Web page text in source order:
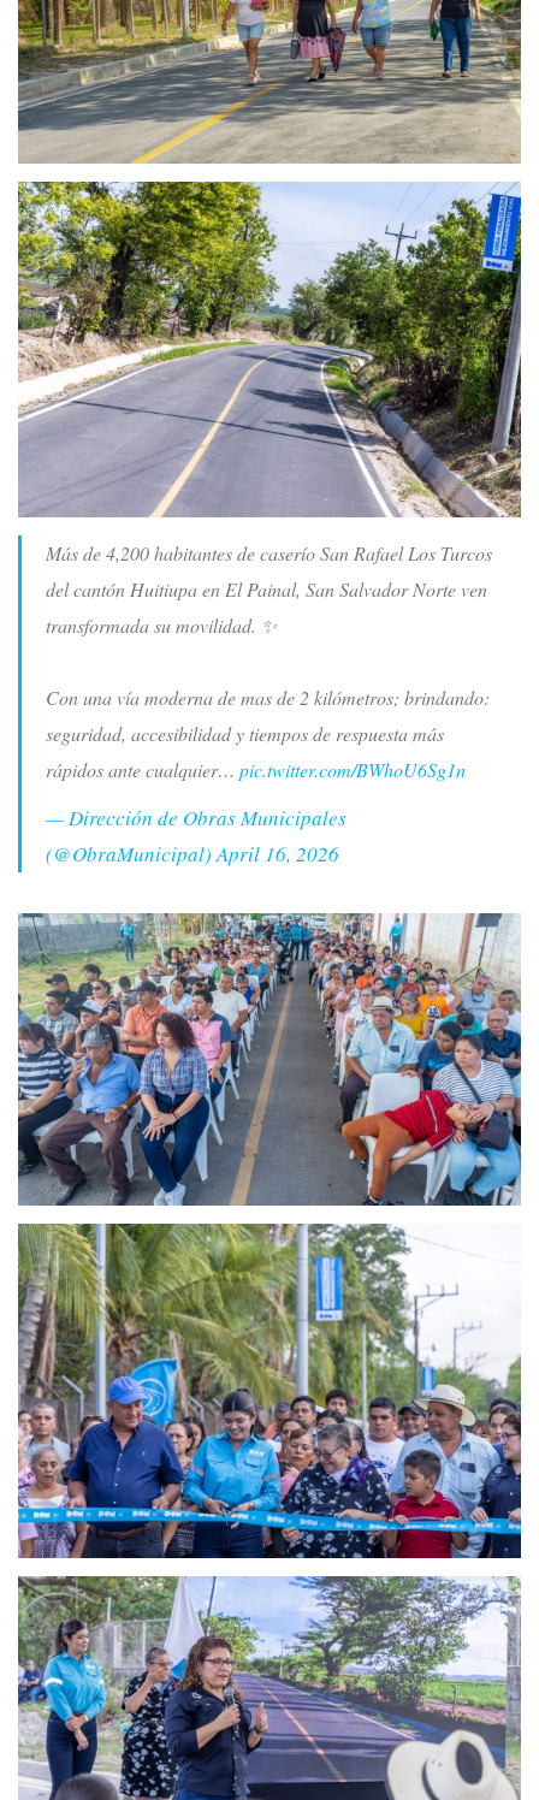
Más de 4,200 habitantes de caserío San Rafael Los Turcos
del cantón Huitiupa en El Painal, San Salvador Norte ven
transformada su movilidad. ✨
Con una vía moderna de mas de 2 kilómetros; brindando:
seguridad, accesibilidad y tiempos de respuesta más
rápidos ante cualquier… pic.twitter.com/BWhoU6Sg1n
— Dirección de Obras Municipales
(@ObraMunicipal) April 16, 2026